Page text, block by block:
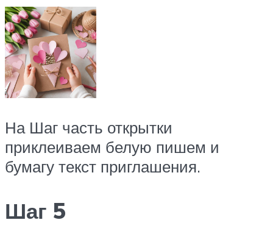
На Шаг часть открытки
приклеиваем белую пишем и
бумагу текст приглашения.
Шаг 5